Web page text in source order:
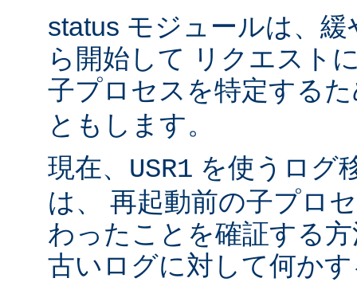
status モジュールは、
ら開始して リクエスト
子プロセスを特定する
ともします。
現在、 USR1 を使うログ
は、 再起動前の子プロ
わったことを確証する
古いログに対して何か